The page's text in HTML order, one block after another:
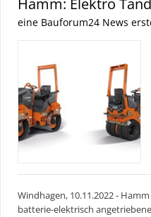
Hamm: Elektro
eine Bauforum24 News
Windhagen, 10.11.2022 -
batterie-elektrisch